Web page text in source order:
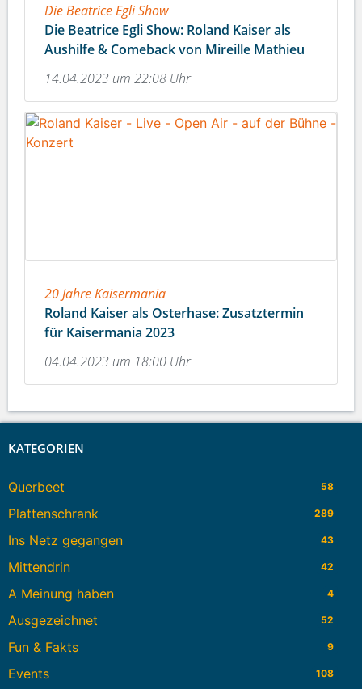
Die Beatrice Egli Show
Die Beatrice Egli Show: Roland Kaiser als
Aushilfe & Comeback von Mireille Mathieu
14.04.2023 um 22:08 Uhr
20 Jahre Kaisermania
Roland Kaiser als Osterhase: Zusatztermin
für Kaisermania 2023
04.04.2023 um 18:00 Uhr
KATEGORIEN
Querbeet 58
Plattenschrank 289
Ins Netz gegangen 43
Mittendrin 42
A Meinung haben 4
Ausgezeichnet 52
Fun & Fakts 9
Events 108